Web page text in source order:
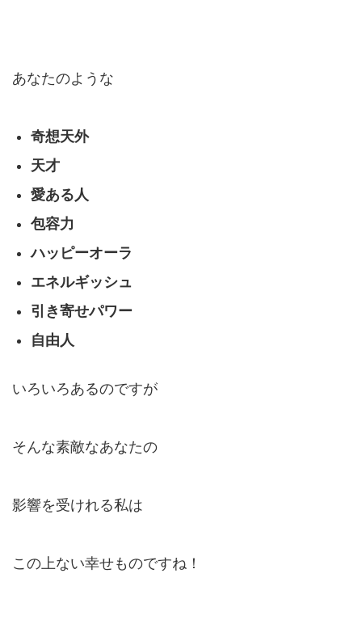
あなたのような
奇想天外
天才
愛ある人
包容力
ハッピーオーラ
エネルギッシュ
引き寄せパワー
自由人
いろいろあるのですが
そんな素敵なあなたの
影響を受けれる私は
この上ない幸せものですね！